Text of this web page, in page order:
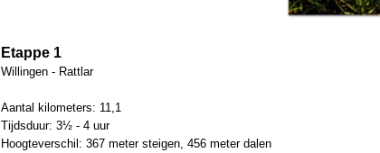
Etappe 1
Willingen - Rattlar
Aantal kilometers: 11,1
Tijdsduur: 3½ - 4 uur
Hoogteverschil: 367 meter steigen, 456 meter dalen